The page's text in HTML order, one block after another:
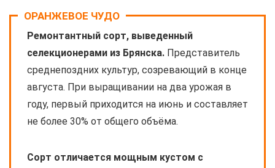
ОРАНЖЕВОЕ ЧУДО
Ремонтантный сорт, выведенный
селекционерами из Брянска. Представитель
среднепоздних культур, созревающий в конце
августа. При выращивании на два урожая в
году, первый приходится на июнь и составляет
не более 30% от общего объёма.
Сорт отличается мощным кустом с